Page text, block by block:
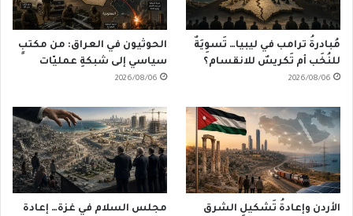
مُبادرةُ ترامب في ليبيا… تَسوِيَةٌ
للنُخَب أم تَكريسٌ للانقسام؟
2026/08/06
الحوثيون في العراق: من مكتبٍ
سياسي إلى شبكةِ عمليّات
2026/08/06
الأردن وإعادةُ تَشكيلِ الشرق
مجلس السلام في غزة… إعادة